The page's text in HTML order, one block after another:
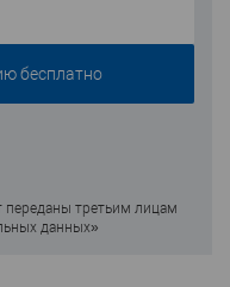
переданы третьим лицам
данных»